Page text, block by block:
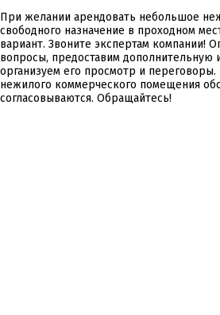
При желании арендовать небольшое
свободного назначение в проходном
вариант. Звоните экспертам компании!
вопросы, предоставим
организуем его просмотр и
нежилого коммерческого помещения
согласовываются. Обращайтесь!